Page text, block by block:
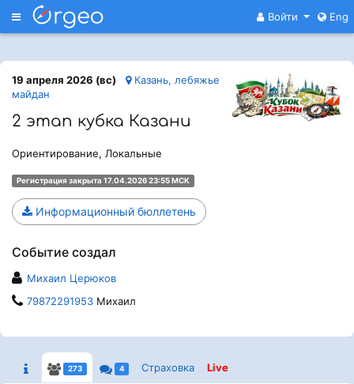
Меню Войти Eng
19 апреля 2026 (вс)
Казань, лебяжье
майдан
2 этап кубка Казани
Ориентирование, Локальные
Регистрация закрыта 17.04.2026 23:55 МСК
Информационный бюллетень
Событие создал
Михаил Церюков
79872291953 Михаил
273 4 Страховка Live